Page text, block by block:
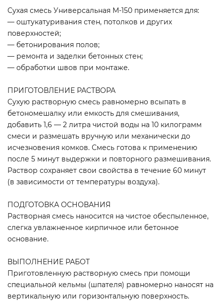
Сухая смесь Универсальная М-150 применяется для:
— оштукатуривания стен, потолков и других
поверхностей;
— бетонирования полов;
— ремонта и заделки бетонных стен;
— обработки швов при монтаже.
ПРИГОТОВЛЕНИЕ РАСТВОРА
Сухую растворную смесь равномерно всыпать в
бетономешалку или емкость для смешивания,
добавить 1,6 — 2 литра чистой воды на 10 килограмм
смеси и размешать вручную или механически до
исчезновения комков. Смесь готова к применению
после 5 минут выдержки и повторного размешивания.
Раствор сохраняет свои свойства в течение 60 минут
(в зависимости от температуры воздуха).
ПОДГОТОВКА ОСНОВАНИЯ
Растворная смесь наносится на чистое обеспыленное,
слегка увлажненное кирпичное или бетонное
основание.
ВЫПОЛНЕНИЕ РАБОТ
Приготовленную растворную смесь при помощи
специальной кельмы (шпателя) равномерно наносят на
вертикальную или горизонтальную поверхность.